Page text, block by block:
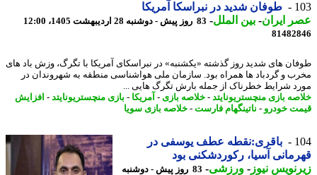
طوفان شدید در نبراسکا آمریکا
ایران- بین الملل-83 روز پیش - دوشنبه 28 اردیبهشت 1405، 12:00
های شدید روز گذشته «یکشنبه» در نبراسکای آمریکا با تگرگ، وزش باد های
و گردباد ها همراه بود. سازمان ملی هواشناسی منطقه به شهروندان در
شرایط خطرناک از جمله بارش تگرگ هایی ...
بازی منچستریونایتد-خلاصه بازی - آمریکا- بازی منچستریونایتد-افزایش
خودرو-ناتینگهام فارست -خلاصه بازی سویا
باقری:نقطه عطف یوسفی در
آسیا، رکوردشکنی بود
نیوز-ورزشی-
83 روز پیش - دوشنبه